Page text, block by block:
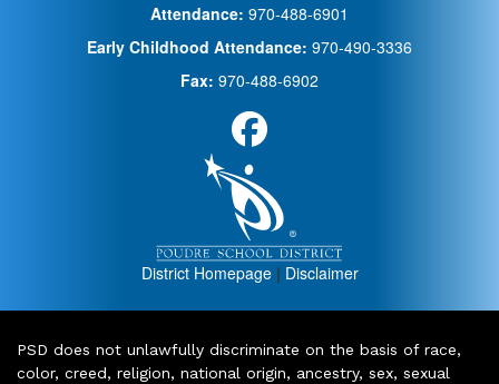
Attendance: 970-488-6901
Early Childhood Attendance: 970-490-3336
Fax: 970-488-6902
District Homepage| Disclaimer
PSD does not unlawfully discriminate on the basis of race,
color, creed, religion, national origin, ancestry, sex, sexual